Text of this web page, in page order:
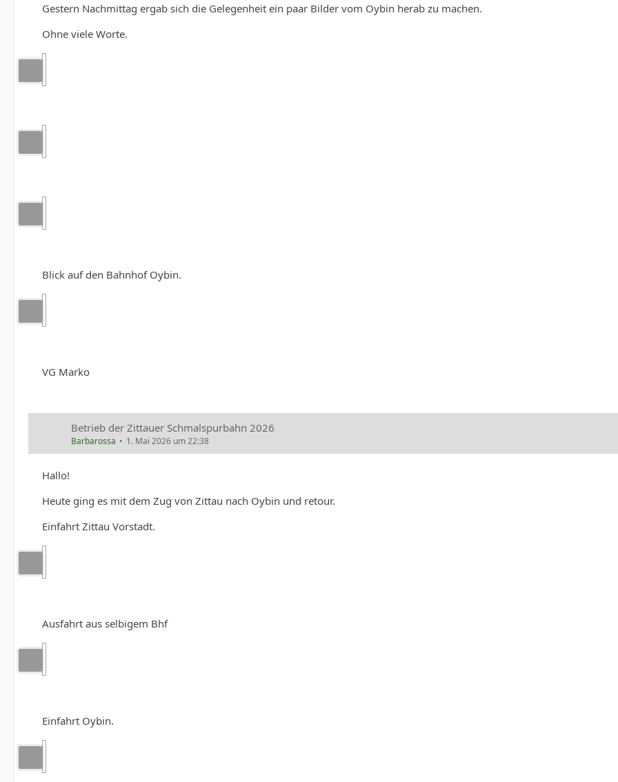
Gestern Nachmittag ergab sich die Gelegenheit ein paar Bilder vom Oybin herab zu machen.
Ohne viele Worte.
Blick auf den Bahnhof Oybin.
VG Marko
Betrieb der Zittauer Schmalspurbahn 2026
Barbarossa 1. Mai 2026 um 22:38
Hallo!
Heute ging es mit dem Zug von Zittau nach Oybin und retour.
Einfahrt Zittau Vorstadt.
Ausfahrt aus selbigem Bhf
Einfahrt Oybin.